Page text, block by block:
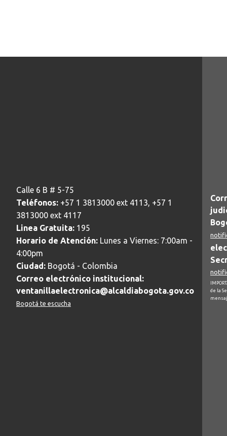
Calle 6 B # 5-75
Teléfonos: +57 1 3813000 ext 4113, +57 1
3813000 ext 4117
Linea Gratuita: 195
Horario de Atención: Lunes a Viernes: 7:00am -
4:00pm
Ciudad: Bogotá - Colombia
Correo electrónico institucional:
ventanillaelectronica@alcaldiabogota.gov.co
Bogotá te escucha
de la